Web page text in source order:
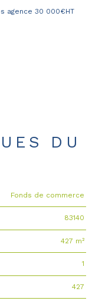
agence 30 000€HT
DU
Fonds de commerce
83140
427 m²
1
427